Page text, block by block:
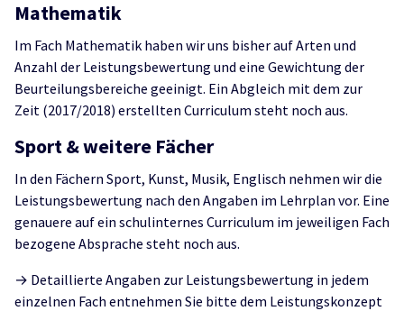
Mathematik
Im Fach Mathematik haben wir uns bisher auf Arten und
Anzahl der Leistungsbewertung und eine Gewichtung der
Beurteilungsbereiche geeinigt. Ein Abgleich mit dem zur
Zeit (2017/2018) erstellten Curriculum steht noch aus.
Sport & weitere Fächer
In den Fächern Sport, Kunst, Musik, Englisch nehmen wir die
Leistungsbewertung nach den Angaben im Lehrplan vor. Eine
genauere auf ein schulinternes Curriculum im jeweiligen Fach
bezogene Absprache steht noch aus.
→ Detaillierte Angaben zur Leistungsbewertung in jedem
einzelnen Fach entnehmen Sie bitte dem Leistungskonzept